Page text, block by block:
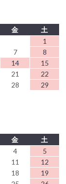
金
土
1
7
8
14
15
21
22
28
29
金
土
4
5
11
12
18
19